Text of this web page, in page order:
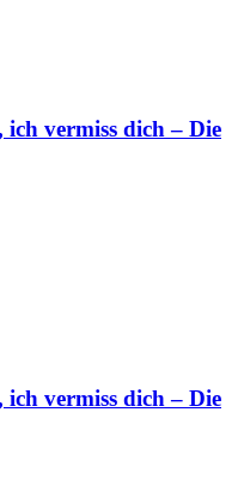
vermiss dich – Die
vermiss dich – Die